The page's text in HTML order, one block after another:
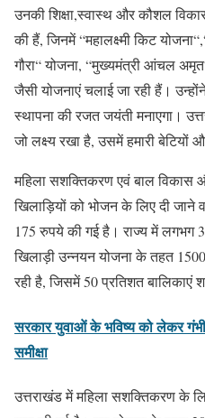
उनकी शिक्षा,स्वास्थ और कौशल
की हैं, जिनमें “महालक्ष्मी किट
गौरा“ योजना, “मुख्यमंत्री आंचल
जैसी योजनाएं चलाई जा रही हैं।
स्थापना की रजत जयंती मनाएगा।
जो लक्ष्य रखा है, उसमें हमारी बेटियों
महिला सशक्तिकरण एवं बाल विकास
खिलाड़ियों को भोजन के लिए दी जाने
175 रुपये की गई है। राज्य में लगभग
खिलाड़ी उन्नयन योजना के तहत
रही है, जिसमें 50 प्रतिशत बालिकाएं
सरकार युवाओं के भविष्य को लेकर गंभीर,
समीक्षा
उत्तराखंड में महिला सशक्तिकरण के